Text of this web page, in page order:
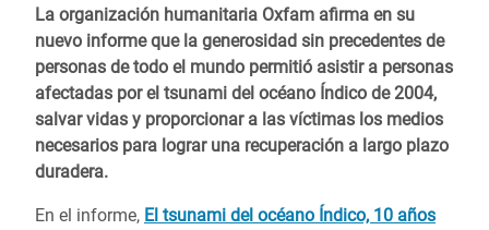
La organización humanitaria Oxfam afirma en su
nuevo informe que la generosidad sin precedentes de
personas de todo el mundo permitió asistir a personas
afectadas por el tsunami del océano Índico de 2004,
salvar vidas y proporcionar a las víctimas los medios
necesarios para lograr una recuperación a largo plazo
duradera.
En el informe, El tsunami del océano Índico, 10 años